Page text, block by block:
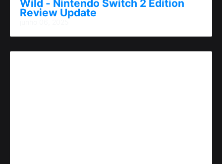
Wild - Nintendo Switch 2 Edition
Review Update